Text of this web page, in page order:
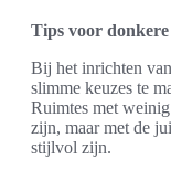
Tips voor
Bij het inrichten
slimme keuzes te
Ruimtes met
zijn, maar met de
stijlvol zijn.